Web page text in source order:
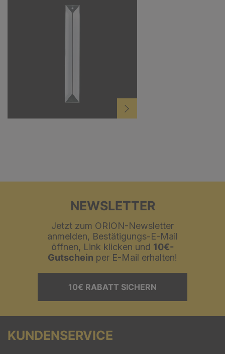
NEWSLETTER
Jetzt zum ORION-Newsletter
anmelden, Bestätigungs-E-Mail
öffnen, Link klicken und 10€-
Gutschein per E-Mail erhalten!
10€ RABATT SICHERN
KUNDENSERVICE